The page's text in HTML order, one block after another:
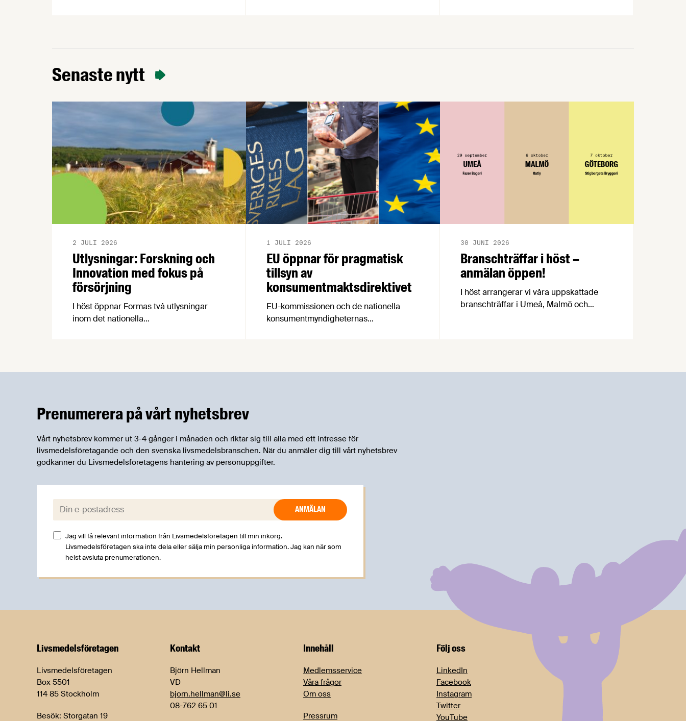
av ett lägre lönekrav. Samtidigt fastställs
att bärplockare av vilda bär framöver
säsongsanställning.
Senaste nytt
Utlysningar: Forskning och
Innovation med fokus på
försörjning
2 JULI 2026
I höst öppnar Formas två utlysningar
inom det nationella
innovationer som stärker Sveriges
livsmedelsförsörjning.
EU öppnar för pragmatisk
tillsyn av
konsumentmaktsdirektivet
1 JULI 2026
EU-kommissionen och de nationella
konsumentmyndigheternas
Branschträffar i höst –
anmälan öppen!
30 JUNI 2026
I höst arrangerar vi våra uppskattade
branschträffar i Umeå, Malmö och
Prenumerera på vårt nyhetsbrev
Vårt nyhetsbrev kommer ut 3-4 gånger i månaden och riktar sig till alla med ett intresse för
livsmedelsföretagande och den svenska livsmedelsbranschen. När du anmäler dig till vårt nyhetsbrev
godkänner du Livsmedelsföretagens hantering av personuppgifter.
E-post:
Jag vill få relevant information från Livsmedelsföretagen till min inkorg.
Livsmedelsföretagen ska inte dela eller sälja min personliga information. Jag kan när som
helst avsluta prenumerationen.
Livsmedels­företagen
Livsmedelsföretagen
Box 5501
114 85 Stockholm
Besök: Storgatan 19
Kontakt
Björn Hellman
VD
bjorn.hellman@li.se
08-762 65 01
Innehåll
Medlemsservice
Våra frågor
Om oss
Pressrum
Följ oss
LinkedIn
Facebook
Instagram
Twitter
YouTube